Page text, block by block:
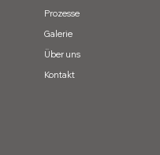
Prozesse
Galerie
Über uns
Kontakt